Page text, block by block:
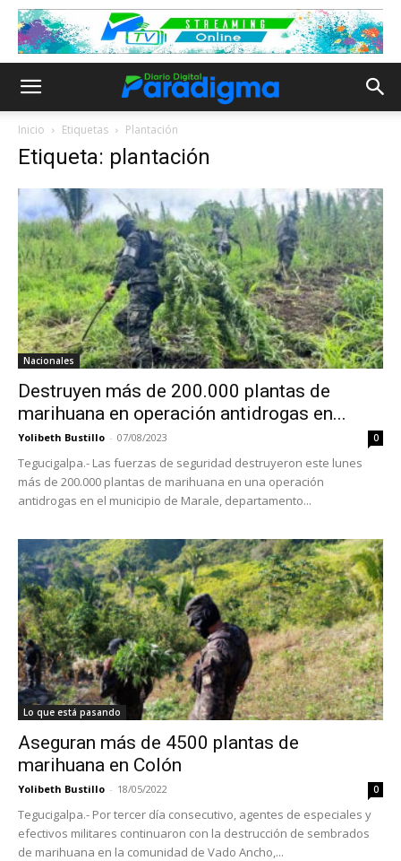
Inicio Etiquetas Plantación
Etiqueta: plantación
Nacionales
Destruyen más de 200.000 plantas de
marihuana en operación antidrogas en...
Yolibeth Bustillo - 07/08/2023 0
Tegucigalpa.- Las fuerzas de seguridad destruyeron este lunes
más de 200.000 plantas de marihuana en una operación
antidrogas en el municipio de Marale, departamento...
Lo que está pasando
Aseguran más de 4500 plantas de
marihuana en Colón
Yolibeth Bustillo - 18/05/2022 0
Tegucigalpa.- Por tercer día consecutivo, agentes de especiales y
efectivos militares continuaron con la destrucción de sembrados
de marihuana en la comunidad de Vado Ancho,...